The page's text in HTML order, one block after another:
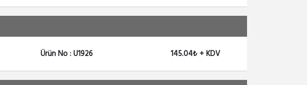
Ürün No : U1926 145.04₺ + KDV